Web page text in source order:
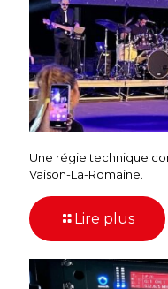
Une régie technique
Vaison-La-Romaine.
Lire plus